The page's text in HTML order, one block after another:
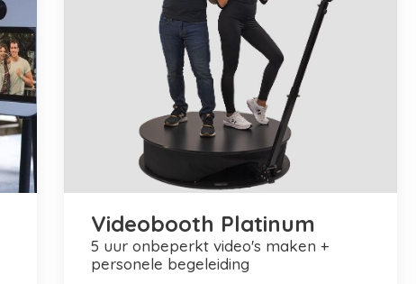
Videobooth Platinum
5 uur onbeperkt video's maken +
personele begeleiding